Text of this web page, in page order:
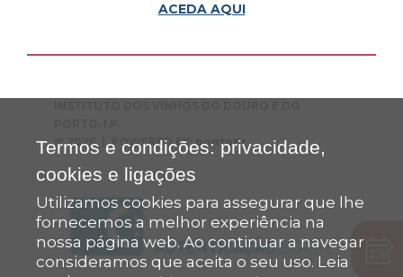
ACEDA AQUI
© 2026 | POWERED BY:pontopr
Termos e condições: privacidade,
cookies e ligações
Utilizamos cookies para assegurar que lhe
fornecemos a melhor experiência na
nossa página web. Ao continuar a navegar
consideramos que aceita o seu uso. Leia